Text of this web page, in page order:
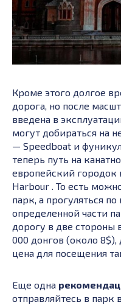
Кроме этого долгое
дорога, но после
введена в
могут добираться на
— Speedboat и
теперь путь на
европейский
Harbour . То есть
парк, а прогуляться
определенной части
дорогу в две стороны
000 донгов (около 8$),
цена для посещения
Еще одна
отправляйтесь в парк